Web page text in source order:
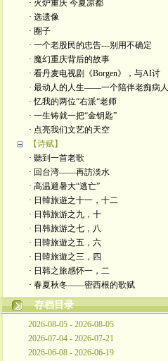
· 火炉重庆 今夏凉都
· 选遗像
· 圈子
· 一个老股民的忠告---别用不确定
· 魔幻重庆背后的故事
· 看丹麦电视剧《Borgen》，与AI讨
· 最动人的人生——一个陪伴老痴病人
· 忆我的两位“右派“老师
· 一生铸就一把“金钥匙”
· 点亮我们文艺的天空
【诗赋】
· 聽到一首老歌
· 回台湾——再訪淡水
· 高温避暑大“逃亡”
· 日韓旅遊之十一，十二
· 日韩旅游之九，十
· 日韩旅游之七，八
· 日韓旅遊之五，六
· 日韓旅遊之三，四
· 日韩之旅感怀一，二
· 春夏秋冬——密西根的歌赋
存档目录
2026-08-05 - 2026-08-05
2026-07-04 - 2026-07-21
2026-06-08 - 2026-06-19